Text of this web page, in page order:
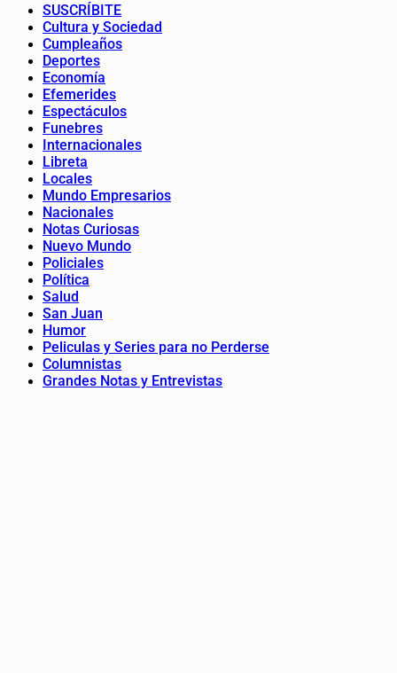
SUSCRÍBITE
Cultura y Sociedad
Cumpleaños
Deportes
Economía
Efemerides
Espectáculos
Funebres
Internacionales
Libreta
Locales
Mundo Empresarios
Nacionales
Notas Curiosas
Nuevo Mundo
Policiales
Política
Salud
San Juan
Humor
Peliculas y Series para no Perderse
Columnistas
Grandes Notas y Entrevistas